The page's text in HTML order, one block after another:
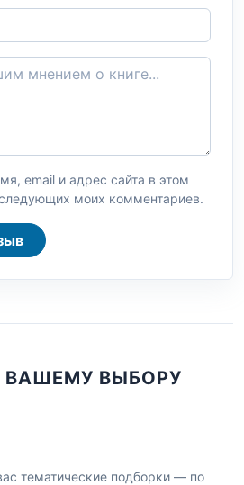
email и адрес сайта в этом
моих комментариев.
отзыв
ВЫБОРУ
тематические подборки — по